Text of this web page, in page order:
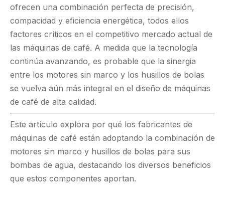
ofrecen una combinación perfecta de precisión,
compacidad y eficiencia energética, todos ellos
factores críticos en el competitivo mercado actual de
las máquinas de café. A medida que la tecnología
continúa avanzando, es probable que la sinergia
entre los motores sin marco y los husillos de bolas
se vuelva aún más integral en el diseño de máquinas
de café de alta calidad.
Este artículo explora por qué los fabricantes de
máquinas de café están adoptando la combinación de
motores sin marco y husillos de bolas para sus
bombas de agua, destacando los diversos beneficios
que estos componentes aportan.